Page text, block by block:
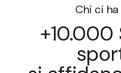
Chi ci
+10.000